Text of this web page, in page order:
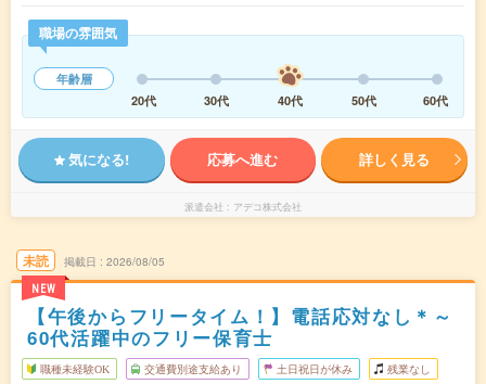
職場の雰囲気
年齢層
20代
30代 40代 50代 60代
気になる! 応募へ進む 詳しく見る
派遣会社 アデコ株式会社
未読
NEW
掲載日 2026/08/05
【午後からフリータイム！】電話応対なし＊～
60代活躍中のフリー保育士
職種未経験OK 交通費別途支給あり 土日祝日が休み 残業なし